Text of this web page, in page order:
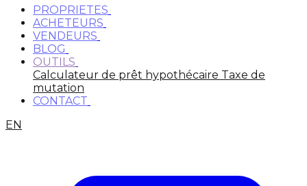
PROPRIETES
ACHETEURS
VENDEURS
BLOG
OUTILS
Calculateur de prêt hypothécaire Taxe de
mutation
CONTACT
EN